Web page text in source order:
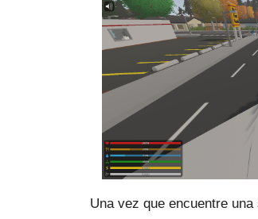
Una vez que encuentre